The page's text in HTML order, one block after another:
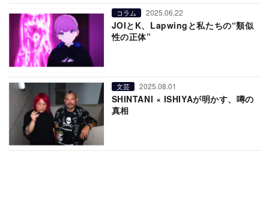
コラム 2025.06.22
JOIとK、Lapwingと私たちの“類似
性の正体”
文芸 2025.08.01
SHINTANI × ISHIYAが明かす、噂の
真相